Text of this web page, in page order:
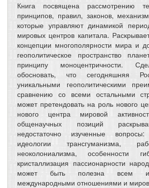
Книга посвящена рассмотрению
принципов, правил, законов,
которые управляют динамикой
мировых центров капитала.
концепции многополярности мира и
геополитическое пространство
принципу моноцентричности.
обосновать, что сегодняшняя
уникальными геополитическими
сравнению со всеми остальными
может претендовать на роль нового
нового центра мировой
общенаучных позиций
недостаточно изученные вопросы:
идеологии трансгуманизма,
неоколониализма, особенности
кристаллизация пассионарности
может быть полезна всем
международными отношениями и